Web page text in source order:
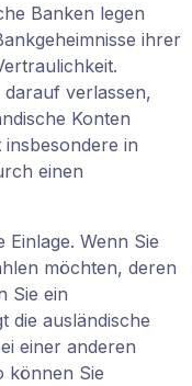
Banken legen
ihrer
darauf verlassen,
Konten
insbesondere in
einen
Wenn Sie
möchten, deren
Sie ein
die ausländische
einer anderen
können Sie